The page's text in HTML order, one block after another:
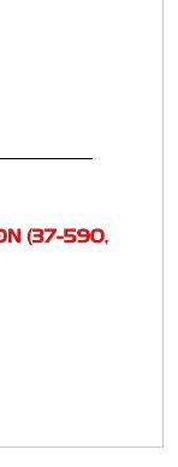
(37-590,